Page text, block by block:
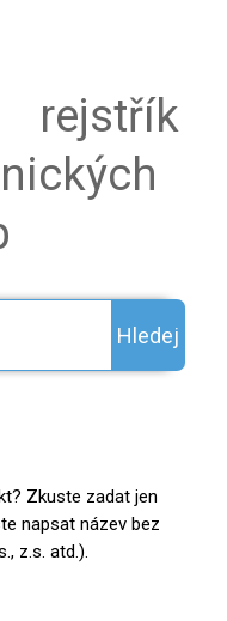
rejstřík
Hledej
Zkuste zadat jen
napsat název bez
z.s. atd.).